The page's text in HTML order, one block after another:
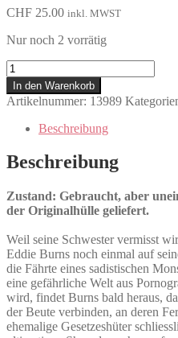
CHF 25.00 inkl. MWST
Nur noch 2 vorrätig
Sin
-
Der
Tod
Gewissen
Menge
In den Warenkorb
Artikelnummer: 13989
Beschreibung
Beschreibung
Zustand: Gebraucht, aber
der Originalhülle geliefert.
Weil seine Schwester vermisst
Eddie Burns noch einmal auf
die Fährte eines sadistischen
eine gefährliche Welt aus
wird, findet Burns bald heraus,
der Beute verbinden, an deren
ehemalige Gesetzeshüter